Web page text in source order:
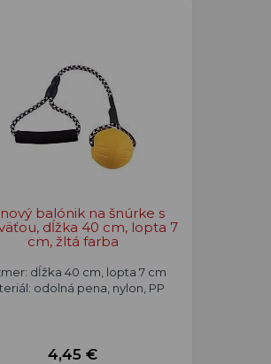
balónik na šnúrke s
dĺžka 40 cm, lopta 7
cm, žltá farba
dĺžka 40 cm, lopta 7 cm
odolná pena, nylon, PP
4,45 €